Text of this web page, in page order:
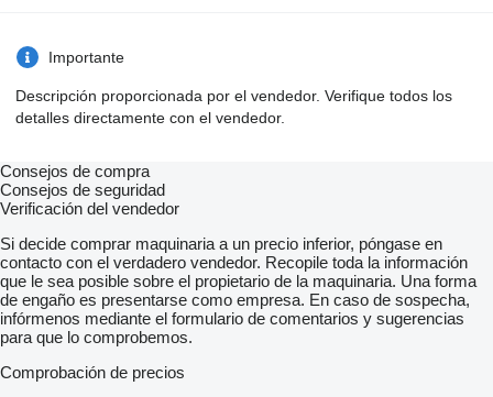
Importante
Descripción proporcionada por el vendedor. Verifique todos los
detalles directamente con el vendedor.
Consejos de compra
Consejos de seguridad
Verificación del vendedor
Si decide comprar maquinaria a un precio inferior, póngase en
contacto con el verdadero vendedor. Recopile toda la información
que le sea posible sobre el propietario de la maquinaria. Una forma
de engaño es presentarse como empresa. En caso de sospecha,
infórmenos mediante el formulario de comentarios y sugerencias
para que lo comprobemos.
Comprobación de precios